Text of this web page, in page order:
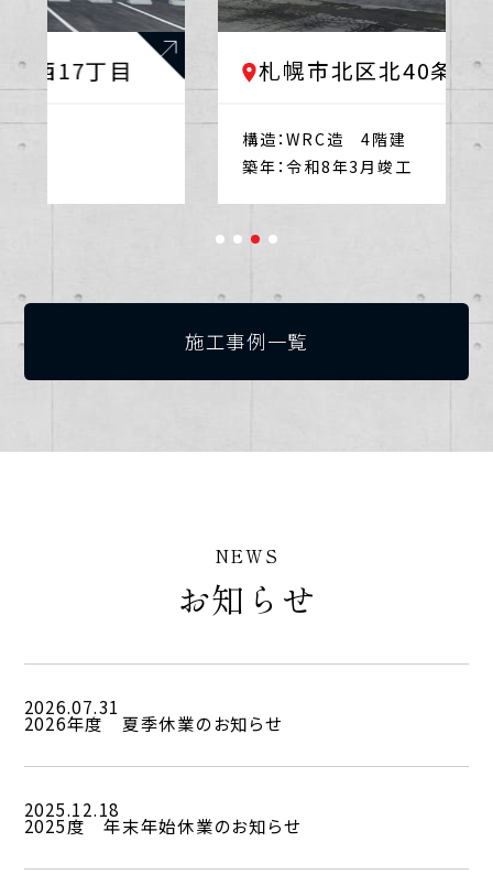
札幌市北区北40条西5丁目
施工事例一覧
NEWS
お知らせ
2026.07.31
2026年度 夏季休業のお知らせ
2025.12.18
2025度 年末年始休業のお知らせ